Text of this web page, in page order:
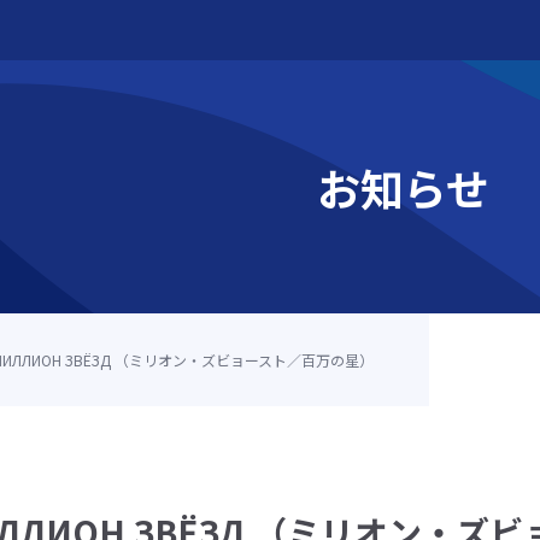
お知らせ
ЗВЁЗД （ミリオン・ズビョースト／百万の星）